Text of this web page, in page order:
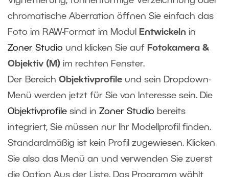
chromatische Aberration öffnen Sie einfach das
Foto im RAW-Format im Modul
Entwickeln in
Zoner Studio und klicken Sie auf Fotokamera &
Objektiv (M) im rechten Fenster.
Der Bereich Objektivprofile und sein Dropdown-
Menü werden jetzt für Sie von Interesse sein. Die
Objektivprofile sind in Zoner Studio bereits
integriert, Sie müssen nur Ihr Modellprofil finden.
Standardmäßig ist kein Profil zugewiesen. Klicken
Sie also das Menü an und verwenden Sie zuerst
die Option Aus der Liste. Das Programm wählt